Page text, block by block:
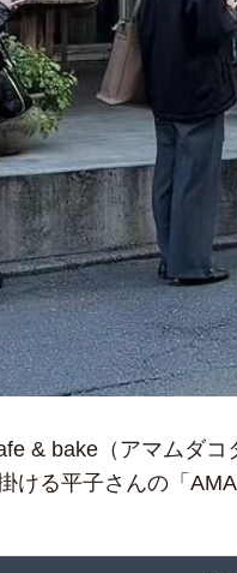
& bake（アマムダ
掛ける平子さんの「